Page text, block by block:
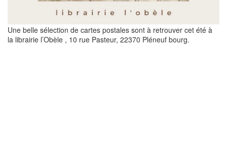
Une belle sélection de cartes postales sont à retrouver cet été à
la librairie l’Obèle , 10 rue Pasteur, 22370 Pléneuf bourg.